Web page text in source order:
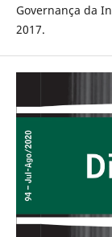
Governança da
2017.